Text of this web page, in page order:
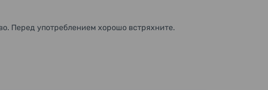
Перед употреблением хорошо встряхните.